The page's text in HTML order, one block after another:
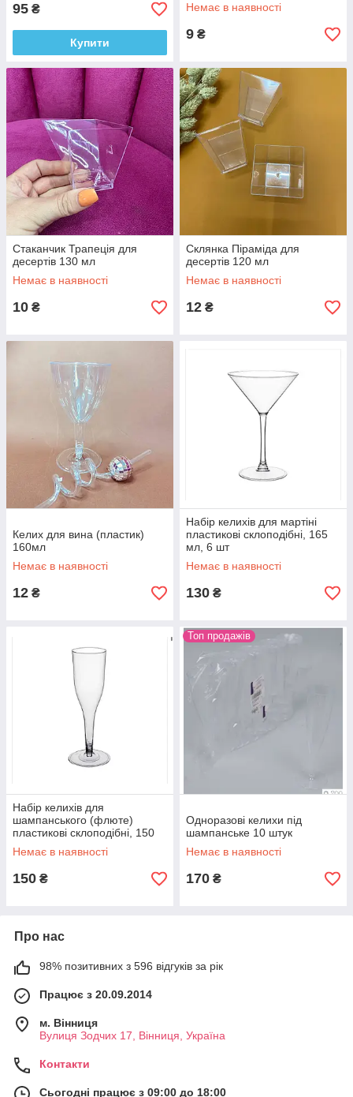
95 ₴
Купити
Немає в наявності
9 ₴
Стаканчик Трапеція для
десертів 130 мл
Немає в наявності
10 ₴
Склянка Піраміда для
десертів 120 мл
Немає в наявності
12 ₴
Келих для вина (пластик)
160мл
Немає в наявності
12 ₴
Набір келихів для мартіні
пластикові склоподібні, 165
мл, 6 шт
Немає в наявності
130 ₴
Набір келихів для
шампанського (флюте)
пластикові склоподібні, 150
мл, 8 шт
Немає в наявності
150 ₴
Топ продажів
Одноразові келихи під
шампанське 10 штук
Немає в наявності
170 ₴
Про нас
98% позитивних з 596 відгуків за рік
Працює з 20.09.2014
м. Вінниця
Вулиця Зодчих 17, Вінниця, Україна
Контакти
Сьогодні працює з 09:00 до 18:00